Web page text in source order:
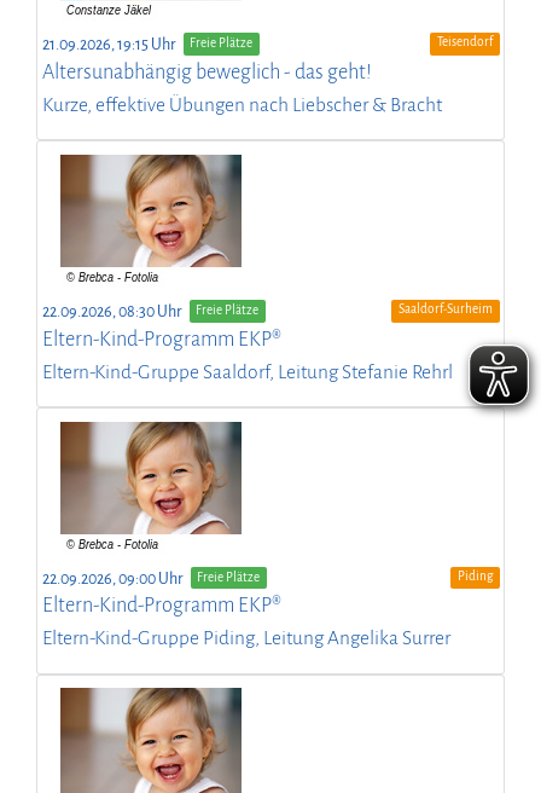
21.09.2026, 19:15 Uhr Freie Plätze Teisendorf
Altersunabhängig beweglich - das geht!
Kurze, effektive Übungen nach Liebscher & Bracht
22.09.2026, 08:30 Uhr Freie Plätze Saaldorf-Surheim
Eltern-Kind-Programm EKP®
Eltern-Kind-Gruppe Saaldorf, Leitung Stefanie Rehrl
22.09.2026, 09:00 Uhr Freie Plätze Piding
Eltern-Kind-Programm EKP®
Eltern-Kind-Gruppe Piding, Leitung Angelika Surrer